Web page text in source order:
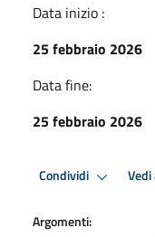
Data inizio :
25 febbraio 2026
Data fine:
25 febbraio 2026
Condividi Vedi
Argomenti: